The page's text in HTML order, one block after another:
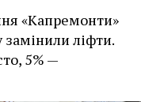
«Капремонти»
замінили ліфти.
5% —